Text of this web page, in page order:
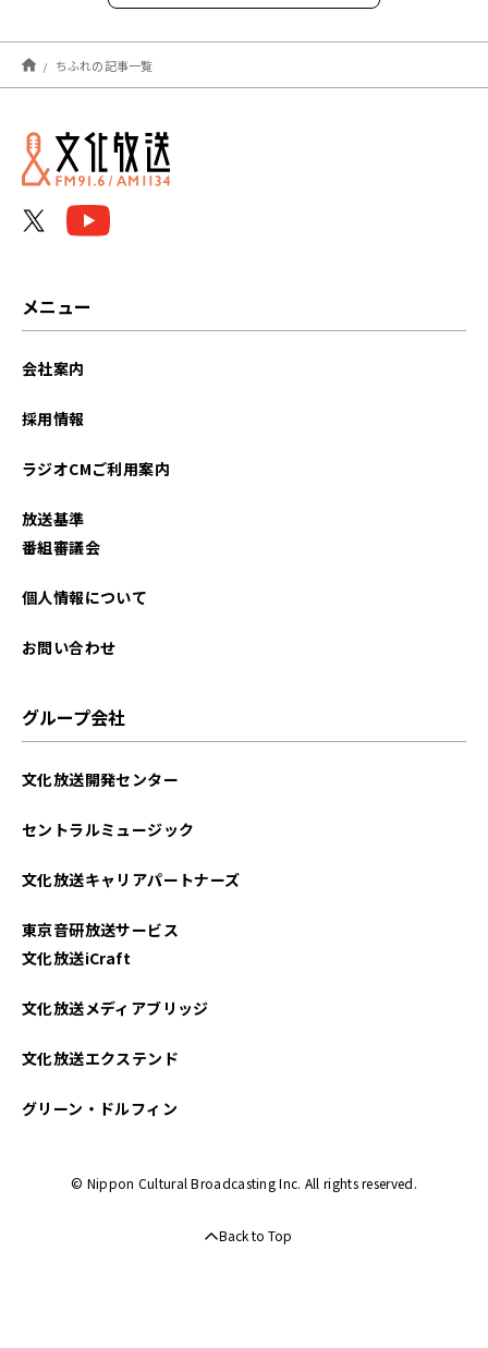
2023年03月
2021年09月
2021年08月
ちふれの記事一覧
メニュー
会社案内
採用情報
ラジオCMご利用案内
放送基準
番組審議会
個人情報について
お問い合わせ
グループ会社
文化放送開発センター
セントラルミュージック
文化放送キャリアパートナーズ
東京音研放送サービス
文化放送iCraft
文化放送メディアブリッジ
文化放送エクステンド
グリーン・ドルフィン
© Nippon Cultural Broadcasting Inc. All rights reserved.
Back to Top